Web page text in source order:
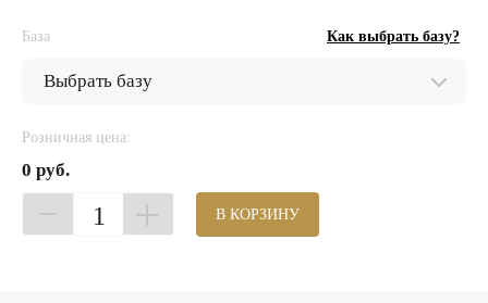
База Как выбрать базу?
Розничная цена:
0 руб.
1 В КОРЗИНУ